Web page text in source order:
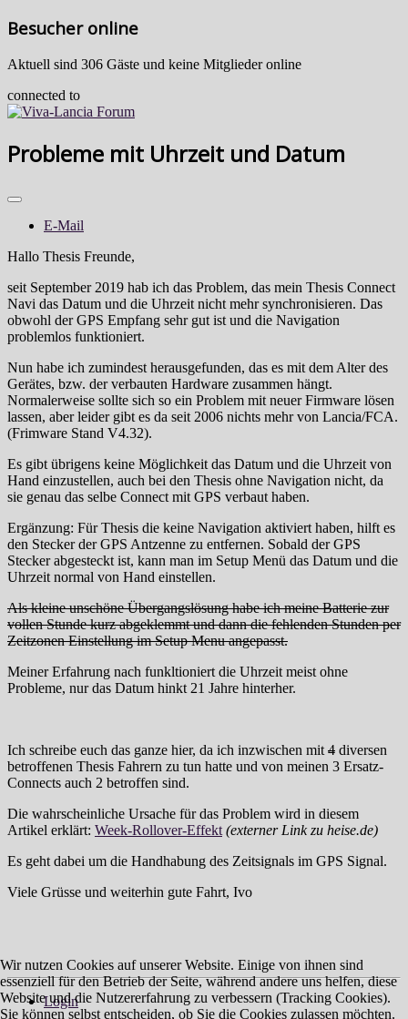
Besucher online
Aktuell sind 306 Gäste und keine Mitglieder online
connected to
Probleme mit Uhrzeit und Datum
E-Mail
Hallo Thesis Freunde,
seit September 2019 hab ich das Problem, das mein Thesis Connect
Navi das Datum und die Uhrzeit nicht mehr synchronisieren. Das
obwohl der GPS Empfang sehr gut ist und die Navigation
problemlos funktioniert.
Nun habe ich zumindest herausgefunden, das es mit dem Alter des
Gerätes, bzw. der verbauten Hardware zusammen hängt.
Normalerweise sollte sich so ein Problem mit neuer Firmware lösen
lassen, aber leider gibt es da seit 2006 nichts mehr von Lancia/FCA.
(Frimware Stand V4.32).
Es gibt übrigens keine Möglichkeit das Datum und die Uhrzeit von
Hand einzustellen, auch bei den Thesis ohne Navigation nicht, da
sie genau das selbe Connect mit GPS verbaut haben.
Ergänzung: Für Thesis die keine Navigation aktiviert haben, hilft es
den Stecker der GPS Antzenne zu entfernen. Sobald der GPS
Stecker abgesteckt ist, kann man im Setup Menü das Datum und die
Uhrzeit normal von Hand einstellen.
Als kleine unschöne Übergangslösung habe ich meine Batterie zur
vollen Stunde kurz abgeklemmt und dann die fehlenden Stunden per
Zeitzonen Einstellung im Setup Menu angepasst.
Meiner Erfahrung nach funkltioniert die Uhrzeit meist ohne
Probleme, nur das Datum hinkt 21 Jahre hinterher.
Ich schreibe euch das ganze hier, da ich inzwischen mit 4 diversen
betroffenen Thesis Fahrern zu tun hatte und von meinen 3 Ersatz-
Connects auch 2 betroffen sind.
Die wahrscheinliche Ursache für das Problem wird in diesem
Artikel erklärt: Week-Rollover-Effekt (externer Link zu heise.de)
Es geht dabei um die Handhabung des Zeitsignals im GPS Signal.
Viele Grüsse und weiterhin gute Fahrt, Ivo
Login
Wir nutzen Cookies auf unserer Website. Einige von ihnen sind
essenziell für den Betrieb der Seite, während andere uns helfen, diese
Website und die Nutzererfahrung zu verbessern (Tracking Cookies).
Sie können selbst entscheiden, ob Sie die Cookies zulassen möchten.